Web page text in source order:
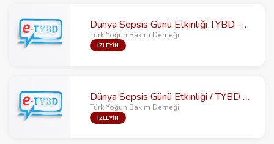
Dünya Sepsis Günü Etkinliği TYBD – TÜYUD Sepsis Webinarı
Türk Yoğun Bakım Derneği
İZLEYİN
Dünya Sepsis Günü Etkinliği / TYBD - TARD İşbirliği ile
Türk Yoğun Bakım Derneği
İZLEYİN